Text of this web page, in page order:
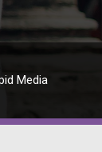
Media